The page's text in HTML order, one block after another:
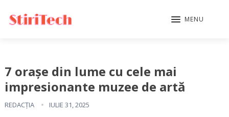
MENU
7 orașe din lume cu cele mai
impresionante muzee de artă
REDACȚIA IULIE 31, 2025